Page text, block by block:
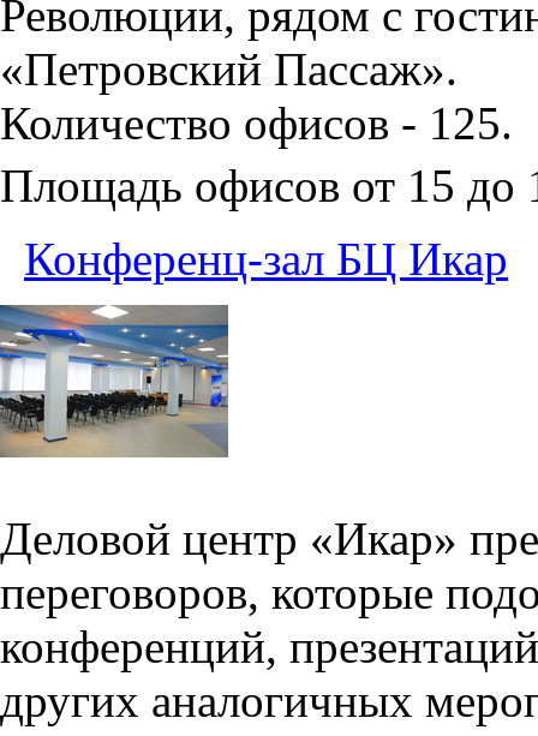
Революции, рядом с
«Петровский Пассаж».
Количество офисов - 125.
Площадь офисов от 15 до
Конференц-зал БЦ Икар
Деловой центр «Икар»
переговоров, которые
конференций,
других аналогичных